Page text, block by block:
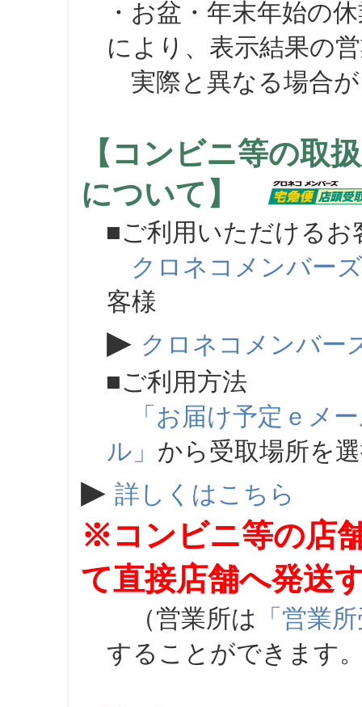
・お盆・年末年始の
により、表示結果の
実際と異なる場合が
【コンビニ等の取
について】
■ご利用いただけるお
クロネコメンバーズ
客様
▶ クロネコメンバー
■ご利用方法
「お届け予定ｅメ
ル」 から受取場所を
▶ 詳しくはこちら
※コンビニ等の店
て直接店舗へ発送
（営業所は 「営業
することができます